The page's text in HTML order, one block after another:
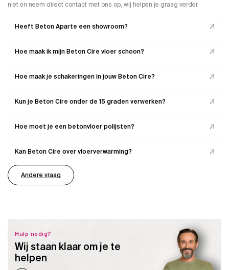
niet en neem direct contact met ons op, wij helpen je graag verder.
Heeft Beton Aparte een showroom?
Hoe maak ik mijn Beton Cire vloer schoon?
Hoe maak je schakeringen in jouw Beton Cire?
Kun je Beton Cire onder de 15 graden verwerken?
Hoe moet je een betonvloer polijsten?
Kan Beton Cire over vloerverwarming?
Andere vraag
Hulp nodig?
Wij staan klaar om je te
helpen